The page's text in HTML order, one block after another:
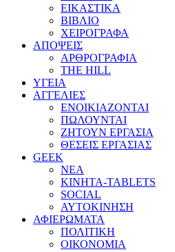
ΕΙΚΑΣΤΙΚΑ
ΒΙΒΛΙΟ
ΧΕΙΡΟΓΡΑΦΑ
ΑΠΟΨΕΙΣ
ΑΡΘΡΟΓΡΑΦΙΑ
THE HILL
ΥΓΕΙΑ
ΑΓΓΕΛΙΕΣ
ΕΝΟΙΚΙΑΖΟΝΤΑΙ
ΠΩΛΟΥΝΤΑΙ
ΖΗΤΟΥΝ ΕΡΓΑΣΙΑ
ΘΕΣΕΙΣ ΕΡΓΑΣΙΑΣ
GEEK
ΝΕΑ
ΚΙΝΗΤΑ-TABLETS
SOCIAL
ΑΥΤΟΚΙΝΗΣΗ
ΑΦΙΕΡΩΜΑΤΑ
ΠΟΛΙΤΙΚΗ
ΟΙΚΟΝΟΜΙΑ